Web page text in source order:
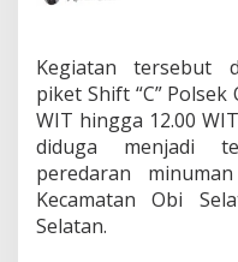
N
M
I
R
A
S
D
Kegiatan tersebut
piket Shift “C”
WIT hingga 12.00
diduga menjadi
peredaran
Kecamatan Obi
Selatan.